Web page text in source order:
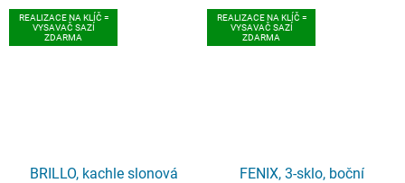
REALIZACE NA KLÍČ =
VYSAVAČ SAZÍ
ZDARMA
BRILLO, kachle slonová
REALIZACE NA KLÍČ =
VYSAVAČ SAZÍ
ZDARMA
FENIX, 3-sklo, boční